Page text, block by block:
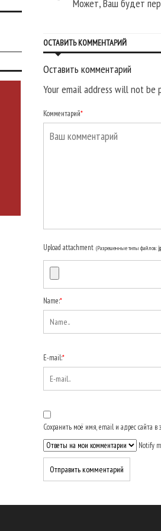
Может, Ваш будет
ОСТАВИТЬ КОММЕНТАРИЙ
Оставить комментарий
Your email address will not be
Комментарий*
Upload attachment (Разрешенные типы файлов:
Name:*
E-mail:*
Сохранить моё имя, email и адрес сайта
Notify